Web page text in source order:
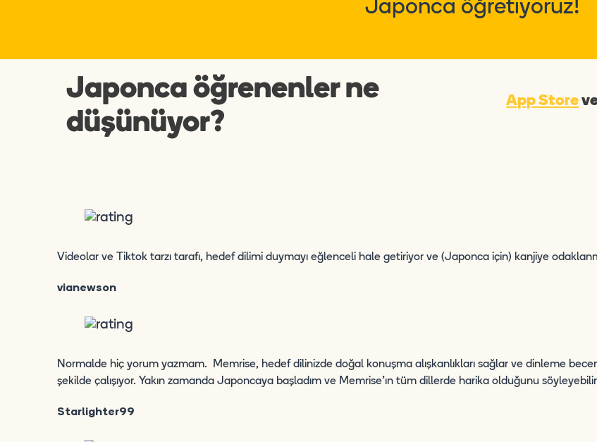
Japonca öğretiyoruz!
Japonca öğrenenler ne
düşünüyor?
App Store
Videolar ve Tiktok tarzı tarafı, hedef dilimi duymayı eğlenceli hale getiriyor ve (Japonca için) kanjiye
vianewson
Normalde hiç yorum yazmam. Memrise, hedef dilinizde doğal konuşma alışkanlıkları sağlar ve dinleme
şekilde çalışıyor. Yakın zamanda Japoncaya başladım ve Memrise'ın tüm dillerde harika olduğunu
Starlighter99